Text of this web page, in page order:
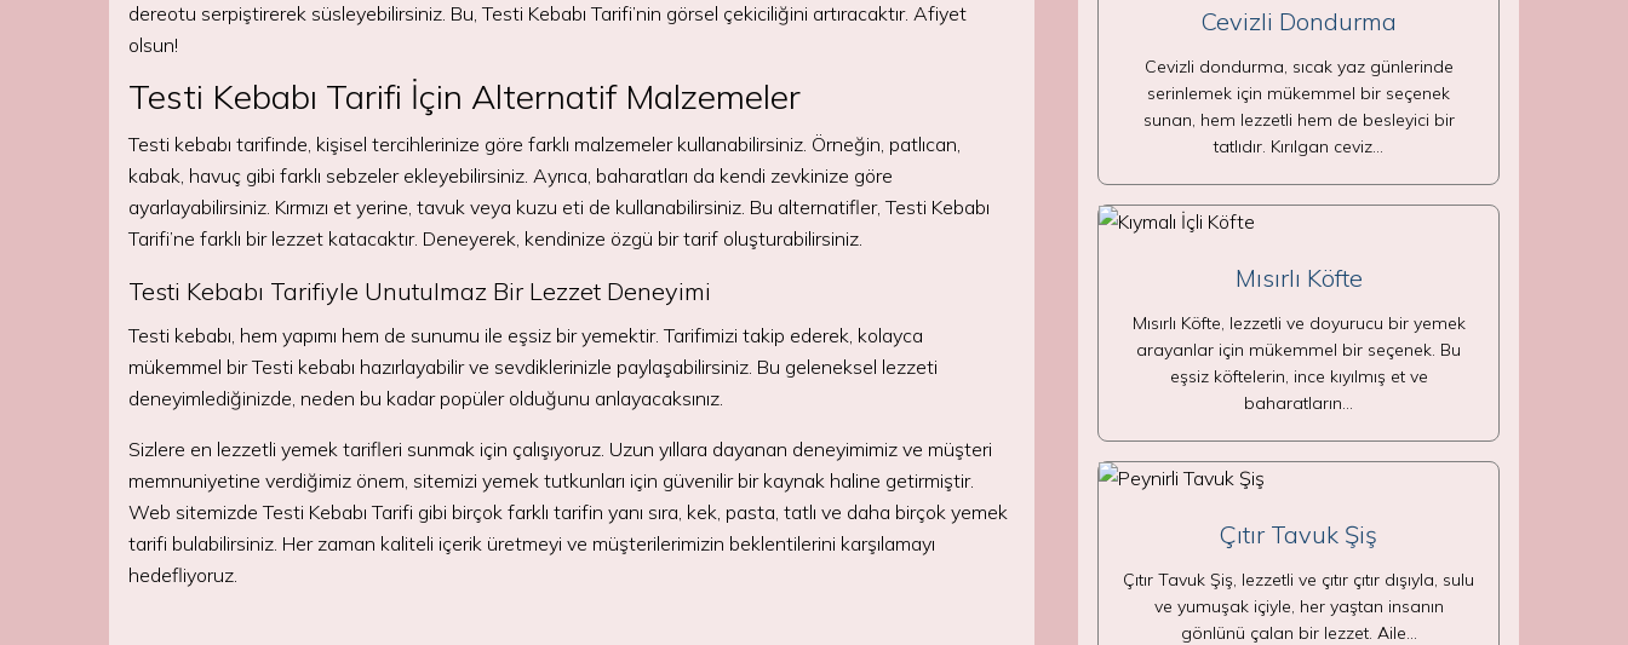
dereotu serpiştirerek süsleyebilirsiniz. Bu, Testi Kebabı Tarifi’nin görsel çekiciliğini artıracaktır. Afiyet
olsun!
Testi Kebabı Tarifi İçin Alternatif Malzemeler
Testi kebabı tarifinde, kişisel tercihlerinize göre farklı malzemeler kullanabilirsiniz. Örneğin, patlıcan,
kabak, havuç gibi farklı sebzeler ekleyebilirsiniz. Ayrıca, baharatları da kendi zevkinize göre
ayarlayabilirsiniz. Kırmızı et yerine, tavuk veya kuzu eti de kullanabilirsiniz. Bu alternatifler, Testi Kebabı
Tarifi’ne farklı bir lezzet katacaktır. Deneyerek, kendinize özgü bir tarif oluşturabilirsiniz.
Testi Kebabı Tarifiyle Unutulmaz Bir Lezzet Deneyimi
Testi kebabı, hem yapımı hem de sunumu ile eşsiz bir yemektir. Tarifimizi takip ederek, kolayca
mükemmel bir Testi kebabı hazırlayabilir ve sevdiklerinizle paylaşabilirsiniz. Bu geleneksel lezzeti
deneyimlediğinizde, neden bu kadar popüler olduğunu anlayacaksınız.
Sizlere en lezzetli yemek tarifleri sunmak için çalışıyoruz. Uzun yıllara dayanan deneyimimiz ve müşteri
memnuniyetine verdiğimiz önem, sitemizi yemek tutkunları için güvenilir bir kaynak haline getirmiştir.
Web sitemizde Testi Kebabı Tarifi gibi birçok farklı tarifin yanı sıra, kek, pasta, tatlı ve daha birçok yemek
tarifi bulabilirsiniz. Her zaman kaliteli içerik üretmeyi ve müşterilerimizin beklentilerini karşılamayı
hedefliyoruz.
Cevizli Dondurma
Cevizli dondurma, sıcak yaz günlerinde
serinlemek için mükemmel bir seçenek
sunan, hem lezzetli hem de besleyici bir
tatlıdır. Kırılgan ceviz…
Mısırlı Köfte
Mısırlı Köfte, lezzetli ve doyurucu bir yemek
arayanlar için mükemmel bir seçenek. Bu
eşsiz köftelerin, ince kıyılmış et ve
baharatların…
Çıtır Tavuk Şiş
Çıtır Tavuk Şiş, lezzetli ve çıtır çıtır dışıyla, sulu
ve yumuşak içiyle, her yaştan insanın
gönlünü çalan bir lezzet. Aile…